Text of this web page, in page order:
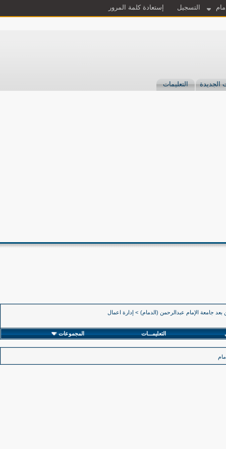
التسجيل إستعادة كلمة المرور
الجديدة التعليمات
بعد جامعة الإمام عبدالرحمن (الدمام) > إدارة اعمال
التعليمـــات المجموعات